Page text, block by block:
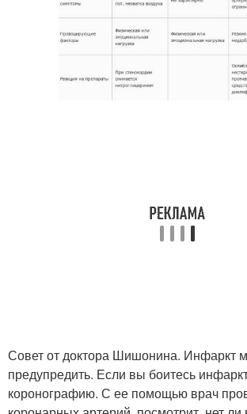
Совет от доктора Шишонина. Инфаркт
предупредить. Если вы боитесь
коронографию. С ее помощью врач